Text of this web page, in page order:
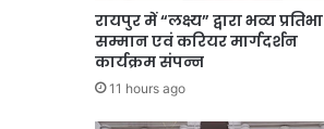
रायपुर में “लक्ष्य” द्वारा भव्य प्रतिभा
सम्मान एवं करियर मार्गदर्शन
कार्यक्रम संपन्न
11 hours ago